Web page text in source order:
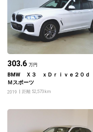
303.6 万円
BMW Ｘ３ ｘＤｒｉｖｅ２０ｄ
Ｍスポーツ
2019 距離 52,573km